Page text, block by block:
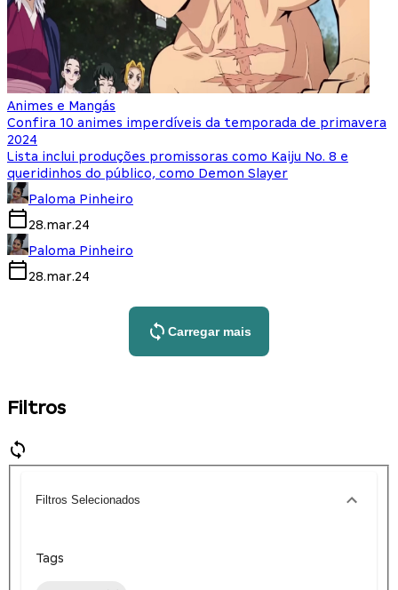
Animes e Mangás
Confira 10 animes imperdíveis da temporada de primavera
2024
Lista inclui produções promissoras como Kaiju No. 8 e
queridinhos do público, como Demon Slayer
Paloma Pinheiro
28.mar.24
Paloma Pinheiro
28.mar.24
Carregar mais
Filtros
Filtros Selecionados
Tags